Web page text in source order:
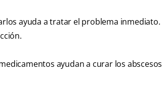
ayuda a tratar el problema inmediato.
ayudan a curar los abscesos